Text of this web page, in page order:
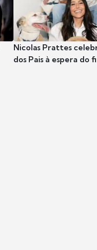
Nicolas Prattes
dos Pais à espera do